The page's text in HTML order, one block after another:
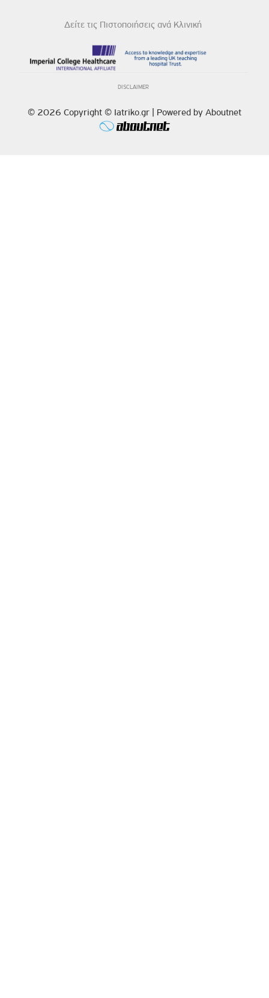
Δείτε τις Πιστοποιήσεις ανά Κλινική
DISCLAIMER
© 2026 Copyright © Iatriko.gr | Powered by Aboutnet